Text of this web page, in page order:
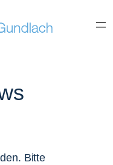
Bitte